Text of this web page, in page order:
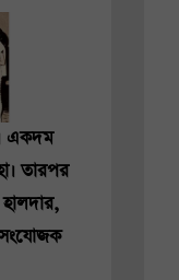
একদম
তারপর
সংযোজক